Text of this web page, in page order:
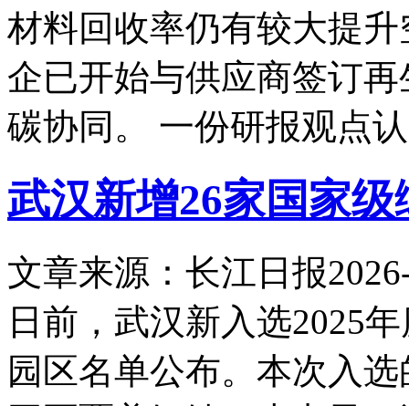
材料回收率仍有较大提
企已开始与供应商签订
碳协同。 一份研报观点
武汉新增26家国家级
文章来源：长江日报
日前，武汉新入选2025
园区名单公布。本次入